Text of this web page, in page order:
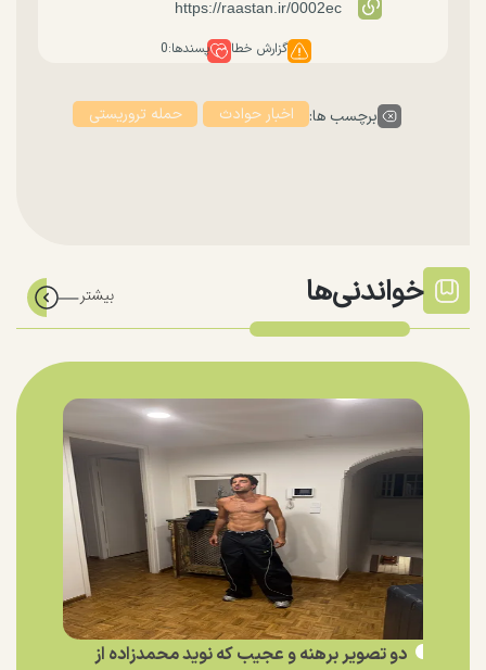
گزارش خطا پسندها:0
برچسب ها: اخبار حوادث حمله تروریستی
خواندنی‌ها
دو تصویر برهنه و عجیب که نوید محمدزاده از